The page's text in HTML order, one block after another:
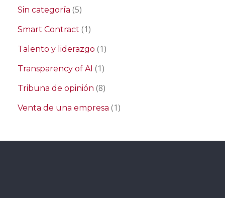
Sin categoría (5)
Smart Contract (1)
Talento y liderazgo (1)
Transparency of AI (1)
Tribuna de opinión (8)
Venta de una empresa (1)